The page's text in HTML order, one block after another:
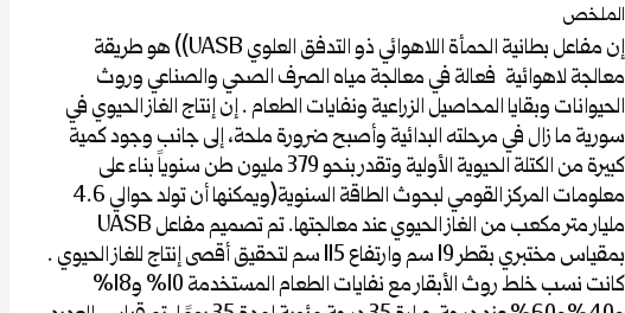
الملخص
إن مفاعل بطانية الحمأة اللاهوائي ذو التدفق العلوي UASB)) هو طريقة
معالجة لاهوائية فعالة في معالجة مياه الصرف الصحي والصناعي وروث
الحيوانات وبقايا المحاصيل الزراعية ونفايات الطعام . إن إنتاج الغاز الحيوي في
سورية ما زال في مرحلته البدائية وأصبح ضرورة ملحة، إلى جانب وجود كمية
كبيرة من الكتلة الحيوية الأولية وتقدر بنحو 379 مليون طن سنوياً بناء على
معلومات المركز القومي لبحوث الطاقة السنوية(ويمكنها أن تولد حوالي 4.6
مليار متر مكعب من الغاز الحيوي عند معالجتها. تم تصميم مفاعل UASB
بمقياس مختبري بقطر 19 سم وارتفاع 115 سم لتحقيق أقصى إنتاج للغاز الحيوي .
كانت نسب خلط روث الأبقار مع نفايات الطعام المستخدمة 10% و18%